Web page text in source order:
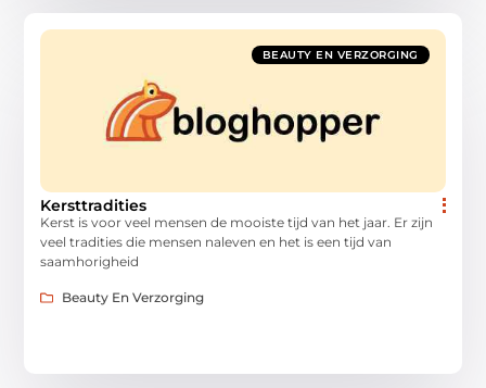
BEAUTY EN VERZORGING
Kersttradities
Kerst is voor veel mensen de mooiste tijd van het jaar. Er zijn
veel tradities die mensen naleven en het is een tijd van
saamhorigheid
Beauty En Verzorging